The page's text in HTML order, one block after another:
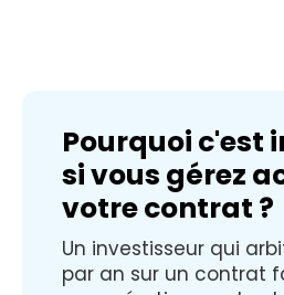
Pourquoi c'est
si vous gérez
votre contrat ?
Un investisseur qui
par an sur un contrat